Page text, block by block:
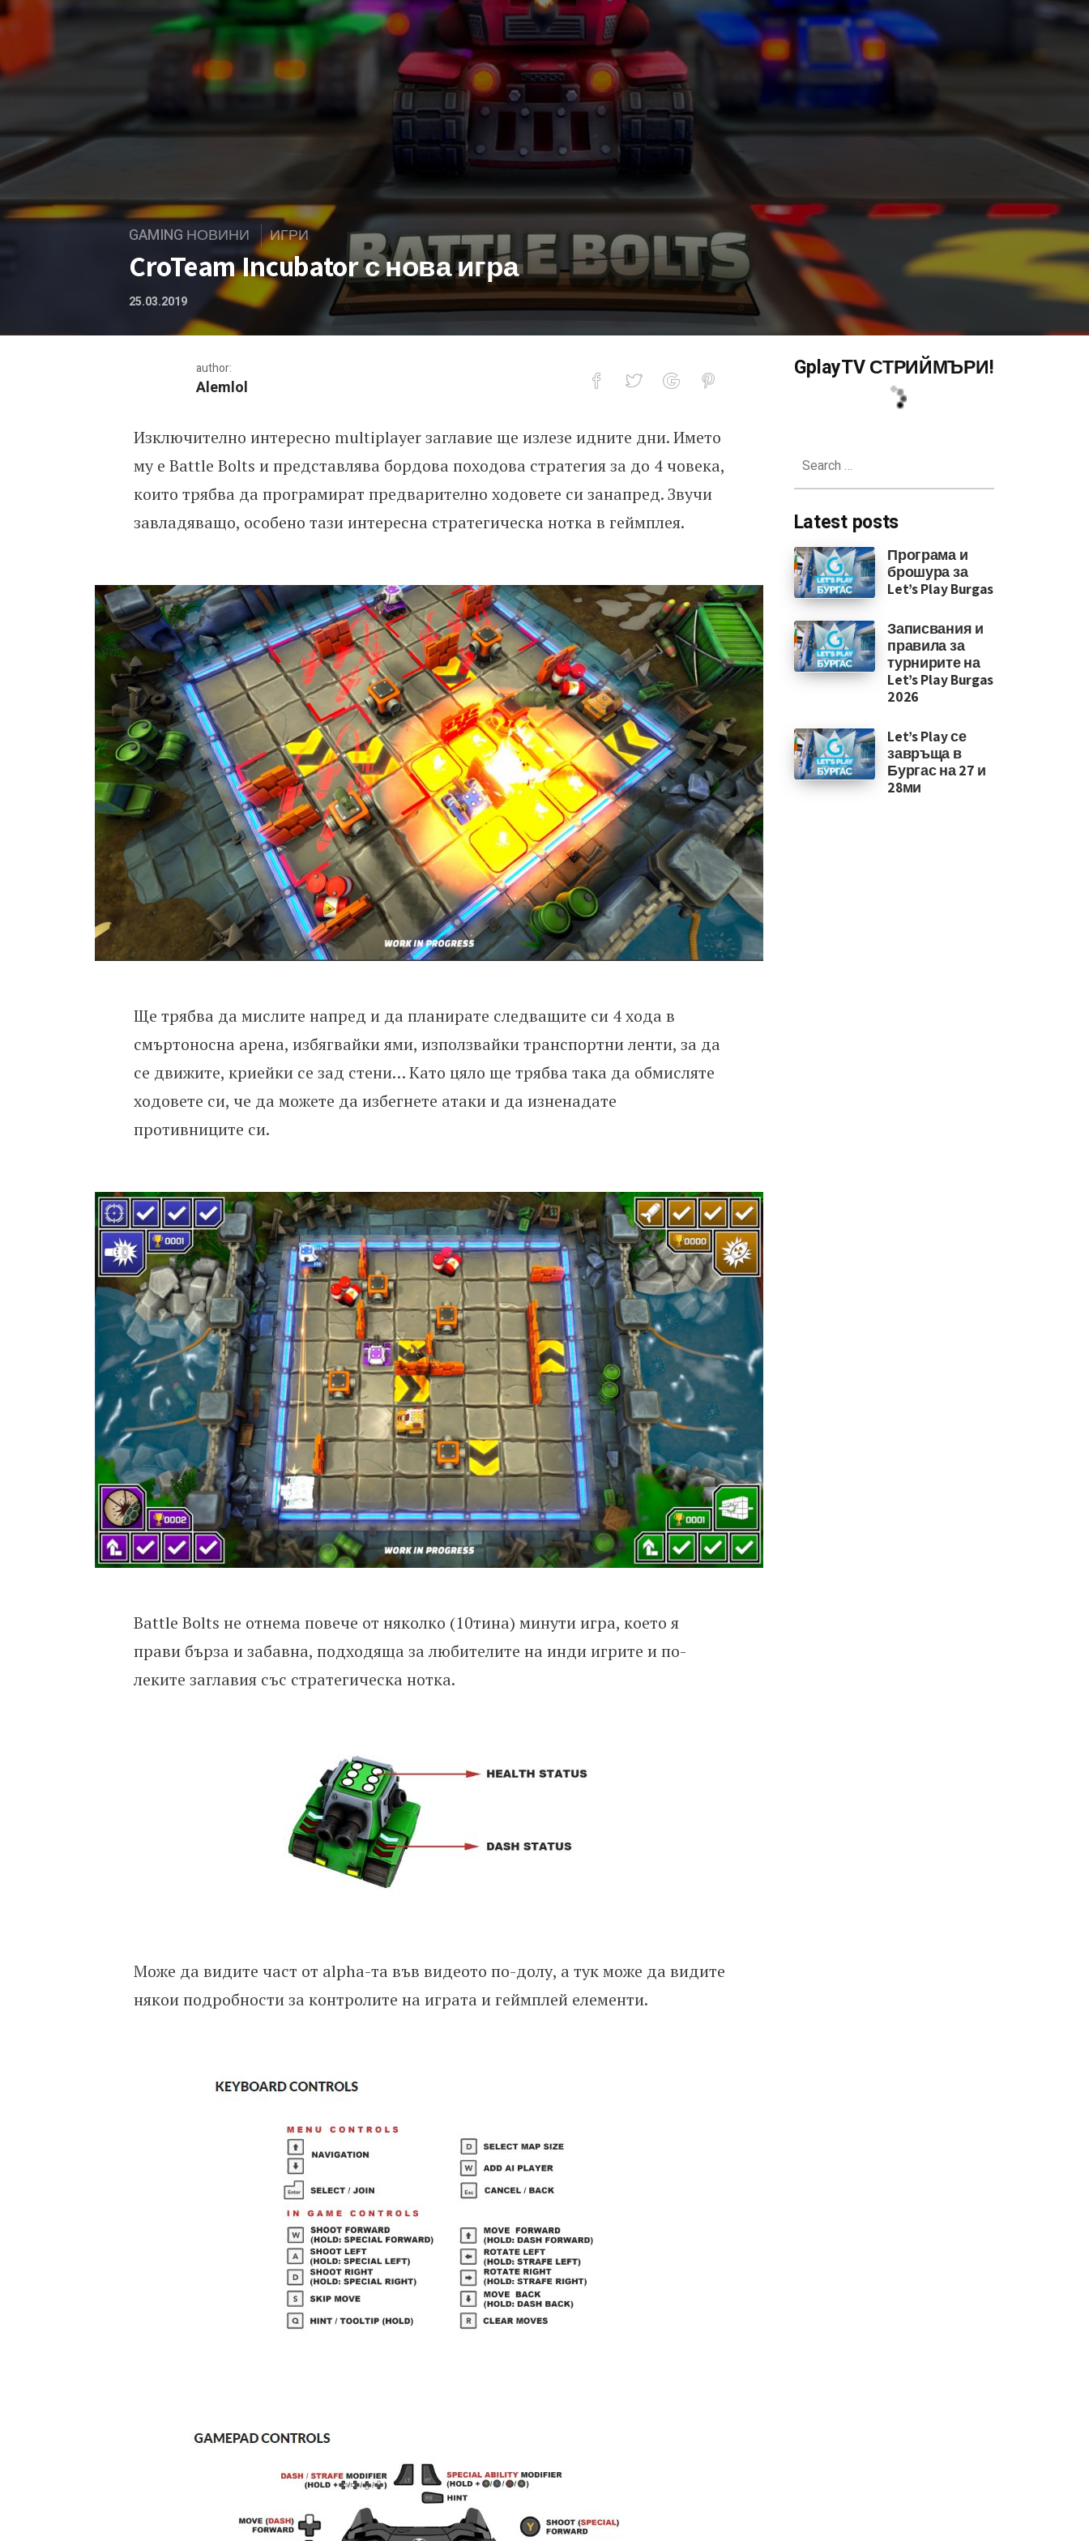
GAMING НОВИНИ ИГРИ
CroTeam Incubator с нова игра
25.03.2019
author:
Alemlol
CroTeam Incubator с нова игра
Изключително интересно multiplayer заглавие ще излезе идните дни. Името
му е Battle Bolts и представлява бордова походова стратегия за до 4 човека,
които трябва да програмират предварително ходовете си занапред. Звучи
завладяващо, особено тази интересна стратегическа нотка в геймплея.
Ще трябва да мислите напред и да планирате следващите си 4 хода в
смъртоносна арена, избягвайки ями, използвайки транспортни ленти, за да
се движите, криейки се зад стени… Като цяло ще трябва така да обмисляте
ходовете си, че да можете да избегнете атаки и да изненадате
противниците си.
Battle Bolts не отнема повече от няколко (10тина) минути игра, което я
прави бърза и забавна, подходяща за любителите на инди игрите и по-
леките заглавия със стратегическа нотка.
Може да видите част от alpha-та във видеото по-долу, а тук може да видите
някои подробности за контролите на играта и геймплей елементи.
GplayTV СТРИЙМЪРИ!
for:
Latest posts
Програма и
брошура за
Let’s Play Burgas
Записвания и
правила за
турнирите на
Let’s Play Burgas
2026
Let’s Play се
завръща в
Бургас на 27 и
28ми